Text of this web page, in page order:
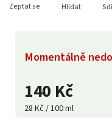
140 Kč
28 Kč / 100 ml
Momentálně
Zeptat se Hlídat